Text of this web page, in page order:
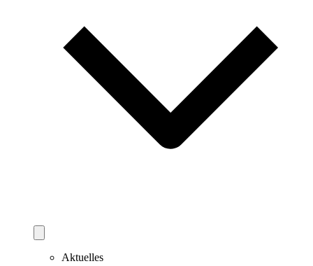
Aktuelles